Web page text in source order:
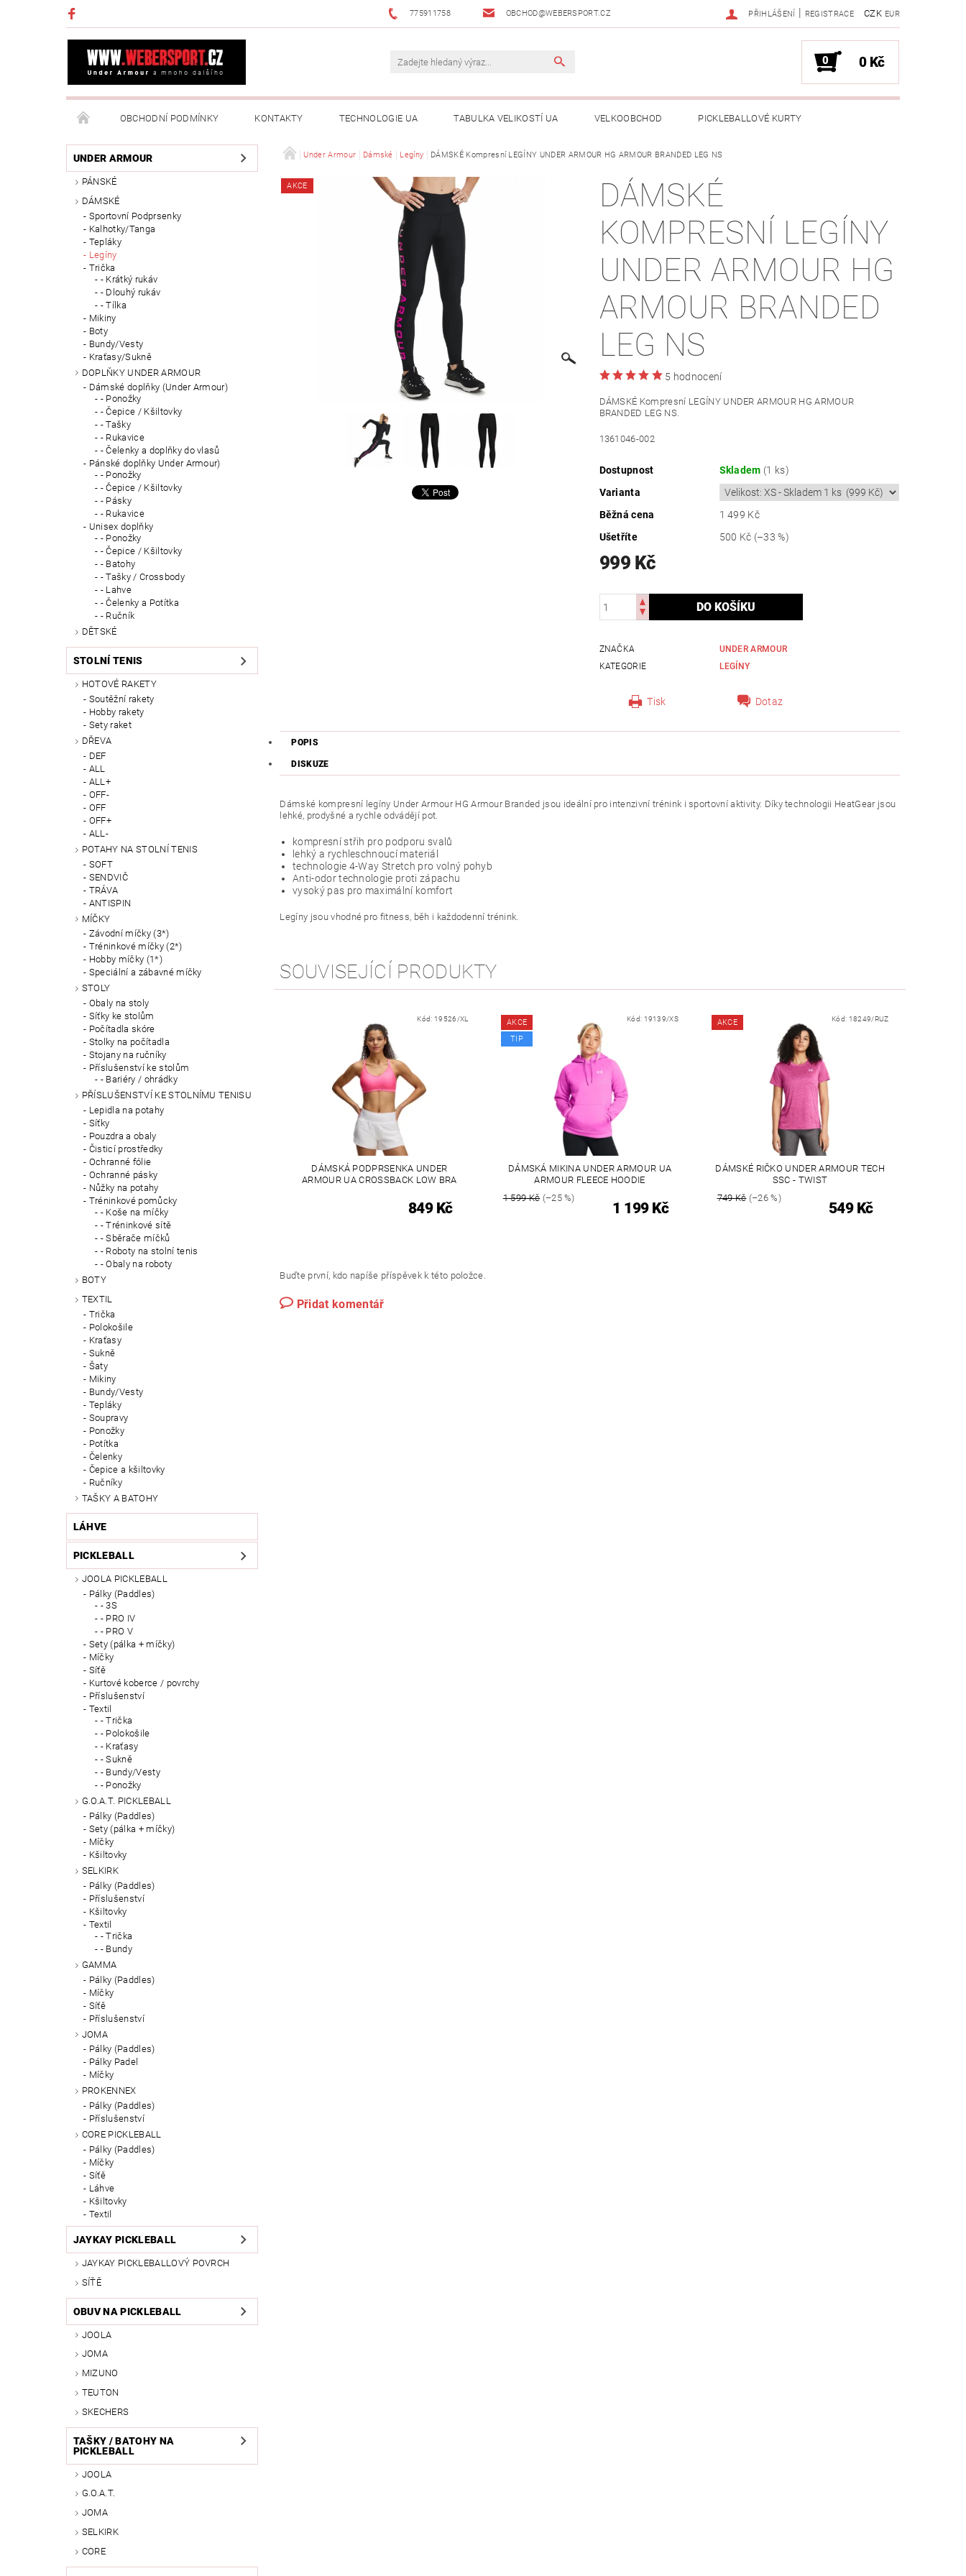
775911758 OBCHOD@WEBERSPORT.CZ CZK EUR
PŘIHLÁŠENÍ | REGISTRACE
0 0 Kč
OBCHODNÍ PODMÍNKY KONTAKTY TECHNOLOGIE UA TABULKA VELIKOSTÍ UA VELKOOBCHOD PICKLEBALLOVÉ KURTY
NAPIŠTE NÁM MOJE OBJEDNÁVKA
UNDER ARMOUR
PÁNSKÉ
DÁMSKÉ
Sportovní Podprsenky
Kalhotky/Tanga
Tepláky
Legíny
Trička
- Krátký rukáv
- Dlouhý rukáv
- Tílka
Mikiny
Boty
Bundy/Vesty
Kraťasy/Sukně
DOPLŇKY UNDER ARMOUR
Dámské doplňky (Under Armour)
- Ponožky
- Čepice / Kšiltovky
- Tašky
- Rukavice
- Čelenky a doplňky do vlasů
Pánské doplňky Under Armour)
- Ponožky
- Čepice / Kšiltovky
- Pásky
- Rukavice
Unisex doplňky
- Ponožky
- Čepice / Kšiltovky
- Batohy
- Tašky / Crossbody
- Lahve
- Čelenky a Potítka
- Ručník
DĚTSKÉ
STOLNÍ TENIS
HOTOVÉ RAKETY
Soutěžní rakety
Hobby rakety
Sety raket
DŘEVA
DEF
ALL
ALL+
OFF-
OFF
OFF+
ALL-
POTAHY NA STOLNÍ TENIS
SOFT
SENDVIČ
TRÁVA
ANTISPIN
MÍČKY
Závodní míčky (3*)
Tréninkové míčky (2*)
Hobby míčky (1*)
Speciální a zábavné míčky
STOLY
Obaly na stoly
Síťky ke stolům
Počítadla skóre
Stolky na počítadla
Stojany na ručníky
Příslušenství ke stolům
- Bariéry / ohrádky
PŘÍSLUŠENSTVÍ KE STOLNÍMU TENISU
Lepidla na potahy
Síťky
Pouzdra a obaly
Čisticí prostředky
Ochranné fólie
Ochranné pásky
Nůžky na potahy
Tréninkové pomůcky
- Koše na míčky
- Tréninkové sítě
- Sběrače míčků
- Roboty na stolní tenis
- Obaly na roboty
BOTY
TEXTIL
Trička
Polokošile
Kraťasy
Sukně
Šaty
Mikiny
Bundy/Vesty
Tepláky
Soupravy
Ponožky
Potítka
Čelenky
Čepice a kšiltovky
Ručníky
TAŠKY A BATOHY
LÁHVE
PICKLEBALL
JOOLA PICKLEBALL
Pálky (Paddles)
- 3S
- PRO IV
- PRO V
Sety (pálka + míčky)
Míčky
Síťě
Kurtové koberce / povrchy
Příslušenství
Textil
- Trička
- Polokošile
- Kraťasy
- Sukně
- Bundy/Vesty
- Ponožky
G.O.A.T. PICKLEBALL
Pálky (Paddles)
Sety (pálka + míčky)
Míčky
Kšiltovky
SELKIRK
Pálky (Paddles)
Příslušenství
Kšiltovky
Textil
- Trička
- Bundy
GAMMA
Pálky (Paddles)
Míčky
Síťě
Příslušenství
JOMA
Pálky (Paddles)
Pálky Padel
Míčky
PROKENNEX
Pálky (Paddles)
Příslušenství
CORE PICKLEBALL
Pálky (Paddles)
Míčky
Síťě
Láhve
Kšiltovky
Textil
JAYKAY PICKLEBALL
JAYKAY PICKLEBALLOVÝ POVRCH
SÍŤĚ
OBUV NA PICKLEBALL
JOOLA
JOMA
MIZUNO
TEUTON
SKECHERS
TAŠKY / BATOHY NA
PICKLEBALL
JOOLA
G.O.A.T.
JOMA
SELKIRK
CORE
Under Armour Dámské Legíny DÁMSKÉ Kompresní LEGÍNY UNDER ARMOUR HG ARMOUR BRANDED LEG NS
AKCE
DÁMSKÉ
KOMPRESNÍ LEGÍNY
UNDER ARMOUR HG
ARMOUR BRANDED
LEG NS
5 hodnocení
DÁMSKÉ Kompresní LEGÍNY UNDER ARMOUR HG ARMOUR
BRANDED LEG NS.
1361046-002
Dostupnost Skladem (1 ks)
Varianta
Běžná cena
1 499 Kč
Ušetříte
500 Kč (–33 %)
999 Kč
ZNAČKA
UNDER ARMOUR
KATEGORIE
LEGÍNY
Tisk Dotaz
POPIS
DISKUZE
Dámské kompresní legíny Under Armour HG Armour Branded jsou ideální pro intenzivní trénink i sportovní aktivity. Díky technologii HeatGear jsou
lehké, prodyšné a rychle odvádějí pot.
kompresní střih pro podporu svalů
lehký a rychleschnoucí materiál
technologie 4-Way Stretch pro volný pohyb
Anti-odor technologie proti zápachu
vysoký pas pro maximální komfort
Legíny jsou vhodné pro fitness, běh i každodenní trénink.
SOUVISEJÍCÍ PRODUKTY
Kód: 19526/XL
DÁMSKÁ PODPRSENKA UNDER
ARMOUR UA CROSSBACK LOW BRA
849 Kč
AKCE
TIP
Kód: 19139/XS
DÁMSKÁ MIKINA UNDER ARMOUR UA
ARMOUR FLEECE HOODIE
1 599 Kč(–25 %)
1 199 Kč
AKCE Kód: 18249/RUZ
DÁMSKÉ RIČKO UNDER ARMOUR TECH
SSC - TWIST
749 Kč(–26 %)
549 Kč
Buďte první, kdo napíše příspěvek k této položce.
Přidat komentář